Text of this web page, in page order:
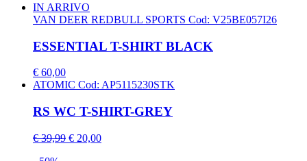
IN ARRIVO
VAN DEER REDBULL SPORTS Cod: V25BE057I26
ESSENTIAL T-SHIRT BLACK
€ 60,00
ATOMIC Cod: AP5115230STK
RS WC T-SHIRT-GREY
€ 39,99 € 20,00